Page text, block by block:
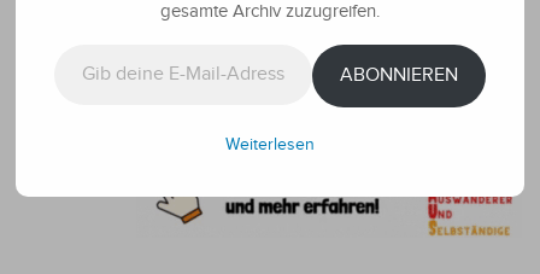
gesamte Archiv zuzugreifen.
ABONNIEREN
Weiterlesen